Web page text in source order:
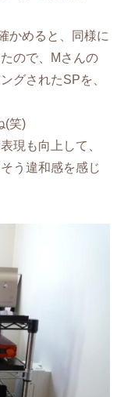
かめると、同様に
ので、Mさんの
グされたSPを、
(笑)
現も向上して、
う違和感を感じ